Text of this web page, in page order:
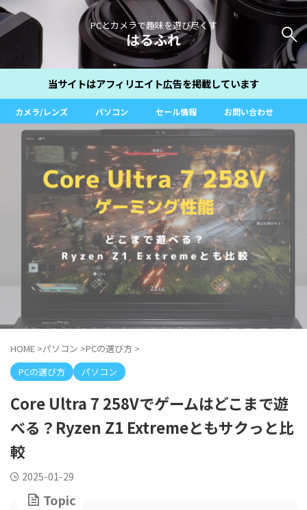
PCとカメラで趣味を遊び尽くす
はるふれ
当サイトはアフィリエイト広告を掲載しています
カメラ/レンズ パソコン セール情報 お問い合わせ
HOME >パソコン >PCの選び方 >
PCの選び方
パソコン
Core Ultra 7 258Vでゲームはどこまで遊
べる？Ryzen Z1 Extremeともサクっと比
較
2025-01-29
Topic